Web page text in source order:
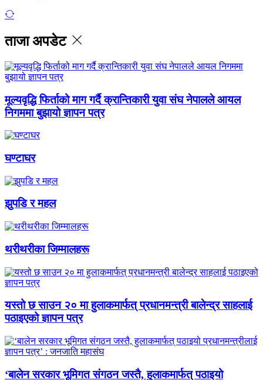
ताजा अपडेट
मूल्यवृद्धि फिर्ताको माग गर्दै क्रान्तिकारी युवा संघ नेपालले आयल
निगममा बुझायो ज्ञापन पत्र
घण्टाघर
झुपडि र महल
थरीथरीका जिम्मालहरू
यस्तो छ साउन २० मा हुलाकमार्फत् प्रधानमन्त्री बालेन्द्र साहलाई
पठाइएको ज्ञापन पत्र
‘बालेन सरकार भूमिगत संगठन जस्तै, हुलाकमार्फत् पठाइयो